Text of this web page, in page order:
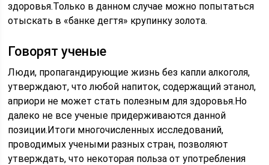
здоровья.Только в данном случае можно попытаться
отыскать в «банке дегтя» крупинку золота.
Говорят ученые
Люди, пропагандирующие жизнь без капли алкоголя,
утверждают, что любой напиток, содержащий этанол,
априори не может стать полезным для здоровья.Но
далеко не все ученые придерживаются данной
позиции.Итоги многочисленных исследований,
проводимых учеными разных стран, позволяют
утверждать, что некоторая польза от употребления